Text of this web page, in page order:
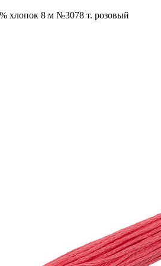
хлопок 8 м №3078 т. розовый